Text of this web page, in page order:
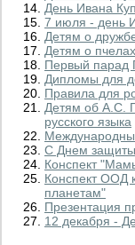
День Ивана
7 июля - день
Детям о
Детям о
Первый парад
Дипломы для
Правила для
Детям об А.С.
русского языка
С Днем
Конспект
Конспект ООД
планетам"
Презентация
12 декабря -